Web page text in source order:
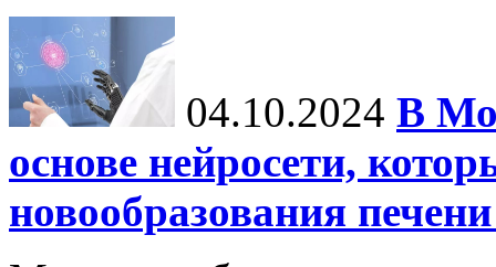
04.10.2024 В
основе нейросети,
новообразования